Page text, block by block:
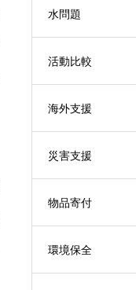
水問題
活動比較
海外支援
災害支援
物品寄付
環境保全